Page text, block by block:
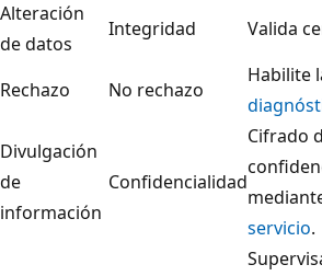
Alteración
de datos
Integridad Valida
Rechazo No rechazo
Habilite
Divulgación
de
información
Confidencialidad
Cifrado
servicio.